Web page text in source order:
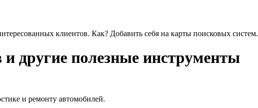
клиентов. Как? Добавить себя на карты поисковых систем.
и другие полезные инструменты
и ремонту автомобилей.